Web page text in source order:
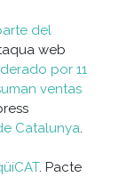
del
web
por 11
ventas
Catalunya
. Pacte